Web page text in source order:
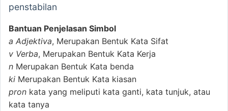
penstabilan
Bantuan Penjelasan Simbol
a Adjektiva, Merupakan Bentuk Kata Sifat
v Verba, Merupakan Bentuk Kata Kerja
n Merupakan Bentuk Kata benda
ki Merupakan Bentuk Kata kiasan
pron kata yang meliputi kata ganti, kata tunjuk, atau
kata tanya